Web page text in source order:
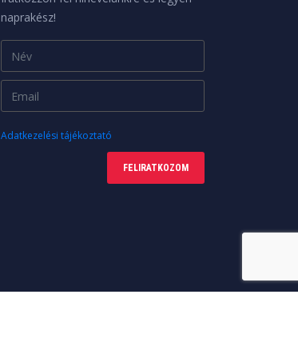
naprakész!
Adatkezelési tájékoztató
FELIRATKOZOM